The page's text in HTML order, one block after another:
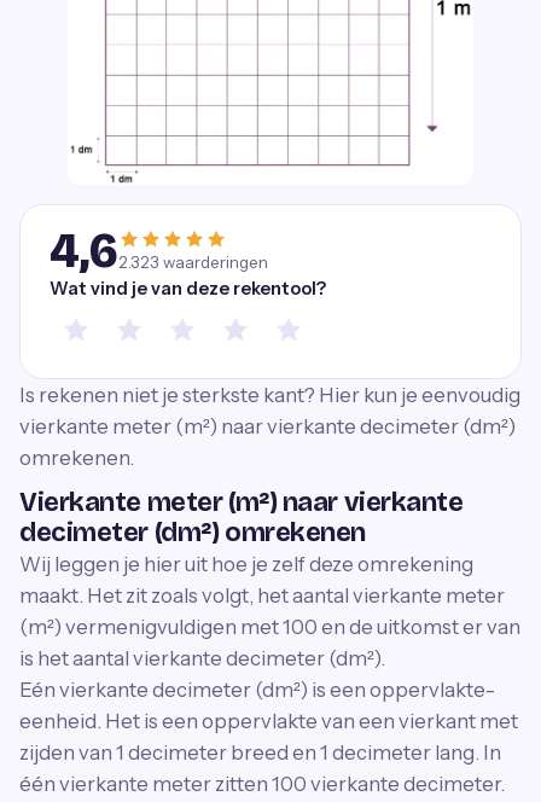
4,62.323 waarderingen
Wat vind je van deze rekentool?
Is rekenen niet je sterkste kant? Hier kun je eenvoudig
vierkante meter (m²) naar vierkante decimeter (dm²)
omrekenen.
Vierkante meter (m²) naar vierkante
decimeter (dm²) omrekenen
Wij leggen je hier uit hoe je zelf deze omrekening
maakt. Het zit zoals volgt, het aantal vierkante meter
(m²) vermenigvuldigen met 100 en de uitkomst er van
is het aantal vierkante decimeter (dm²).
Eén vierkante decimeter (dm²) is een oppervlakte-
eenheid. Het is een oppervlakte van een vierkant met
zijden van 1 decimeter breed en 1 decimeter lang. In
één vierkante meter zitten 100 vierkante decimeter.